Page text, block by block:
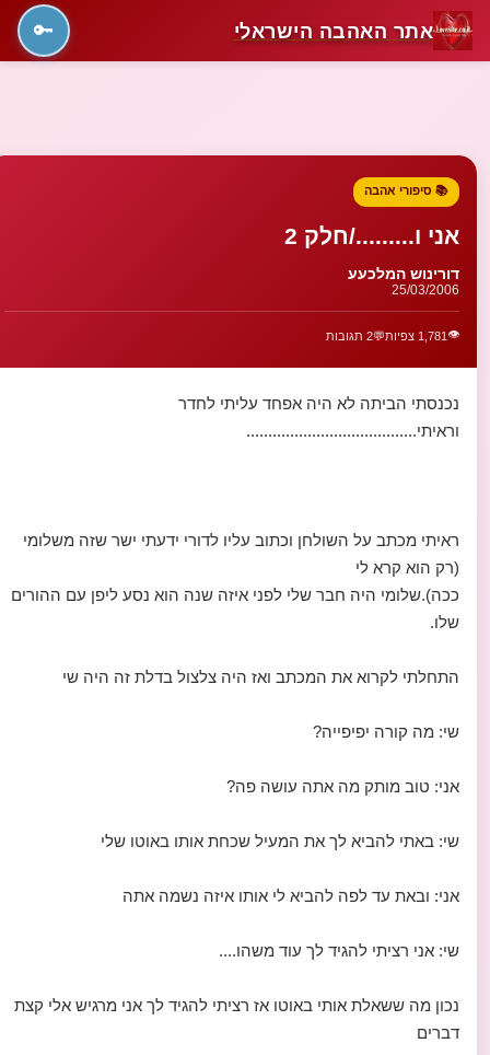
אתר האהבה הישראלי 🔑
📚 סיפורי אהבה
אני ו........./חלק 2
דורינוש המלכעע
25/03/2006
👁️ 1,781 צפיות 💬2 תגובות
נכנסתי הביתה לא היה אפחד עליתי לחדר
וראיתי.......................................
ראיתי מכתב על השולחן וכתוב עליו לדורי ידעתי ישר שזה משלומי
(רק הוא קרא לי
ככה).שלומי היה חבר שלי לפני איזה שנה הוא נסע ליפן עם ההורים
שלו.
התחלתי לקרוא את המכתב ואז היה צלצול בדלת זה היה שי
שי: מה קורה יפיפייה?
אני: טוב מותק מה אתה עושה פה?
שי: באתי להביא לך את המעיל שכחת אותו באוטו שלי
אני: ובאת עד לפה להביא לי אותו איזה נשמה אתה
שי: אני רציתי להגיד לך עוד משהו....
נכון מה ששאלת אותי באוטו אז רציתי להגיד לך אני מרגיש אלי קצת
דברים